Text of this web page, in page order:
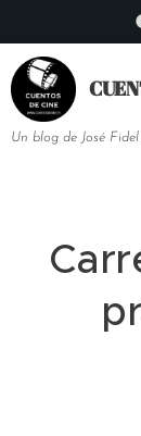
Un blog de José